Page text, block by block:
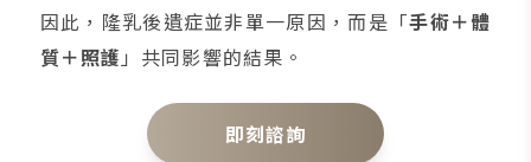
因此，隆乳後遺症並非單一原因，而是「手術＋體
質＋照護 」共同影響的結果。
即刻諮詢